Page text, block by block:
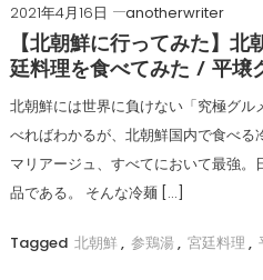
2021年4月16日
anotherwriter
【北朝鮮に行ってみた】
廷料理を食べてみた / 平壌
北朝鮮には世界に負けない「究極グ
べればわかるが、北朝鮮国内で食べ
マリアージュ、すべてにおいて最強
品である。 そんな冷麺 […]
Tagged 北朝鮮 , 参鶏湯 , 宮廷料理 ,